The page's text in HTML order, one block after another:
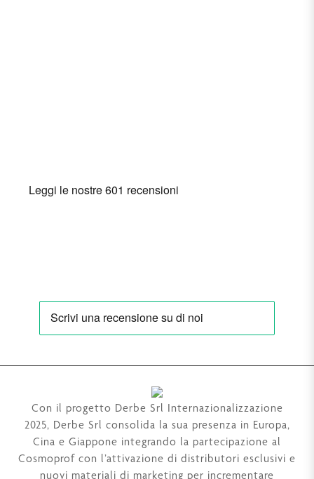
Con il progetto Derbe Srl Internazionalizzazione
2025, Derbe Srl consolida la sua presenza in Europa,
Cina e Giappone integrando la partecipazione al
Cosmoprof con l’attivazione di distributori esclusivi e
nuovi materiali di marketing per incrementare